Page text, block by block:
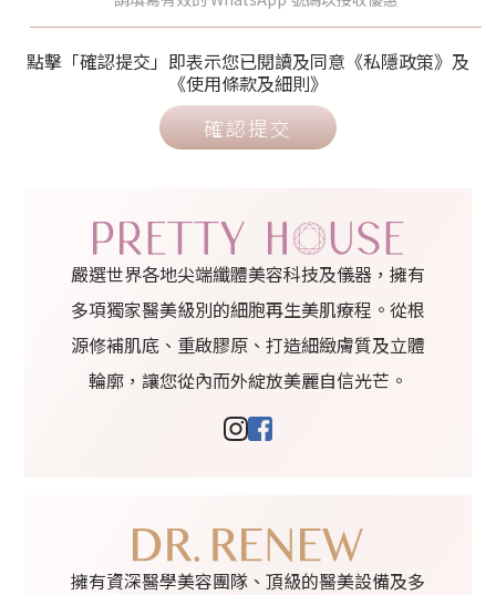
點擊「確認提交」即表示您已閱讀及同意《私隱政策》及
《使用條款及細則》
確認提交
嚴選世界各地尖端纖體美容科技及儀器，擁有
多項獨家醫美級別的細胞再生美肌療程。從根
源修補肌底、重啟膠原、打造細緻膚質及立體
輪廓，讓您從內而外綻放美麗自信光芒。
擁有資深醫學美容團隊、頂級的醫美設備及多